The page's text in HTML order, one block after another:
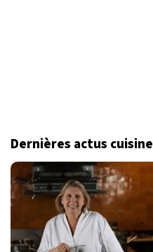
Dernières actus cuisine